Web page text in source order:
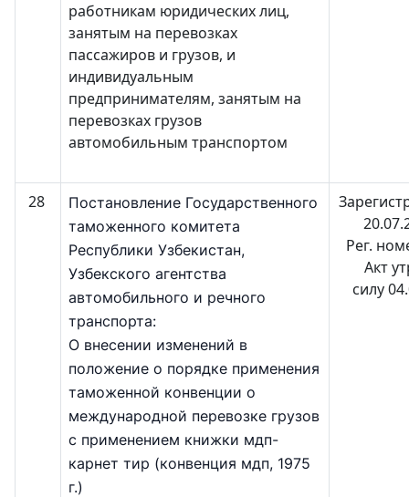
работникам юридических лиц,
занятым на перевозках
пассажиров и грузов, и
индивидуальным
предпринимателям, занятым на
перевозках грузов
автомобильным транспортом
28
Постановление Государственного
таможенного комитета
Республики Узбекистан,
Узбекского агентства
автомобильного и речного
транспорта:
О внесении изменений в
положение о порядке применения
таможенной конвенции о
международной перевозке грузов
с применением книжки мдп-
карнет тир (конвенция мдп, 1975
г.)
Рег.
Акт
силу